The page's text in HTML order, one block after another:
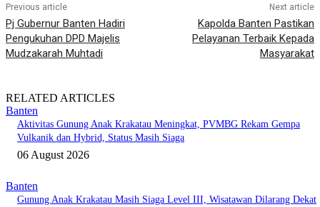
Previous article
Pj Gubernur Banten Hadiri
Pengukuhan DPD Majelis
Mudzakarah Muhtadi
Next article
Kapolda Banten Pastikan
Pelayanan Terbaik Kepada
Masyarakat
RELATED ARTICLES
Banten
Aktivitas Gunung Anak Krakatau Meningkat, PVMBG Rekam Gempa
Vulkanik dan Hybrid, Status Masih Siaga
06 August 2026
Banten
Gunung Anak Krakatau Masih Siaga Level III, Wisatawan Dilarang Dekat